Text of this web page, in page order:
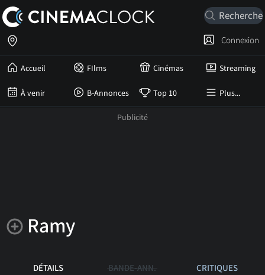
Accueil FIlms Cinémas Streaming
À venir B-Annonces Top 10 Plus...
Connexion
Ramy
DÉTAILS BANDE-ANN. CRITIQUES